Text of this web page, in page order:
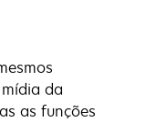
da
as funções